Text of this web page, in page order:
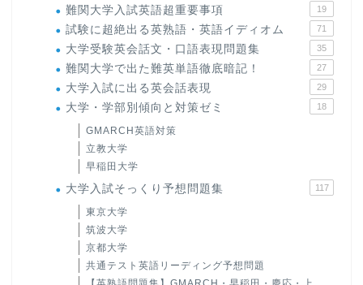
難関大学入試英語超重要事項 19
試験に超絶出る英熟語・英語イディオム 71
大学受験英会話文・口語表現問題集 35
難関大学で出た難英単語徹底暗記！ 27
大学入試に出る英会話表現 29
大学・学部別傾向と対策ゼミ 18
GMARCH英語対策
立教大学
早稲田大学
大学入試そっくり予想問題集 117
東京大学
筑波大学
京都大学
共通テスト英語リーディング予想問題